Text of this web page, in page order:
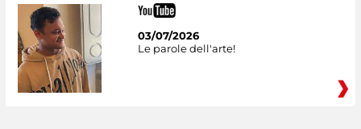
03/07/2026
Le parole dell'arte!